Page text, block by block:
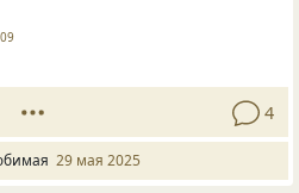
4
29 мая 2025